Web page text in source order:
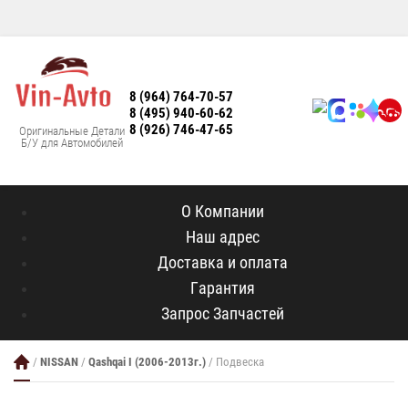
Оригинальные Детали
Б/У для Автомобилей
8 (964) 764-70-57
8 (495) 940-60-62
8 (926) 746-47-65
О Компании
Наш адрес
Доставка и оплата
Гарантия
Запрос Запчастей
/ NISSAN / Qashqai I (2006-2013г.) / Подвеска